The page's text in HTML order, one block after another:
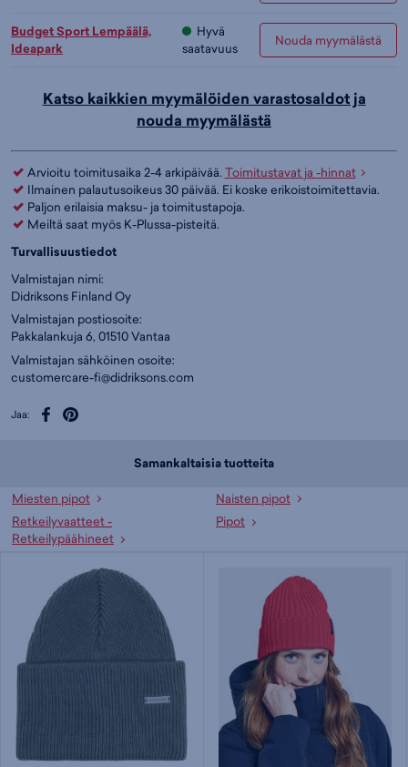
Budget Sport Lempäälä,
Ideapark
Hyvä
saatavuus
Nouda myymälästä
Katso kaikkien myymälöiden varastosaldot ja
nouda myymälästä
Arvioitu toimitusaika 2-4 arkipäivää. Toimitustavat ja -hinnat
Ilmainen palautusoikeus 30 päivää. Ei koske erikoistoimitettavia.
Paljon erilaisia maksu- ja toimitustapoja.
Meiltä saat myös K-Plussa-pisteitä.
Turvallisuustiedot
Valmistajan nimi:
Didriksons Finland Oy
Valmistajan postiosoite:
Pakkalankuja 6, 01510 Vantaa
Valmistajan sähköinen osoite:
customercare-fi@didriksons.com
Jaa:
Samankaltaisia tuotteita
Miesten pipot
Naisten pipot
Retkeilyvaatteet -
Retkeilypäähineet
Pipot